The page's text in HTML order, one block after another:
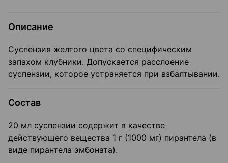
Описание
Суспензия желтого цвета со специфическим
запахом клубники. Допускается расслоение
суспензии, которое устраняется при взбалтывании.
Состав
20 мл суспензии содержит в качестве
действующего вещества 1 г (1000 мг) пирантела (в
виде пирантела эмбоната).